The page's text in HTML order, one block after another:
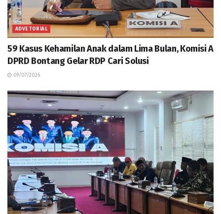
ADVETORIAL
59 Kasus Kehamilan Anak dalam Lima Bulan, Komisi A
DPRD Bontang Gelar RDP Cari Solusi
09/07/2026